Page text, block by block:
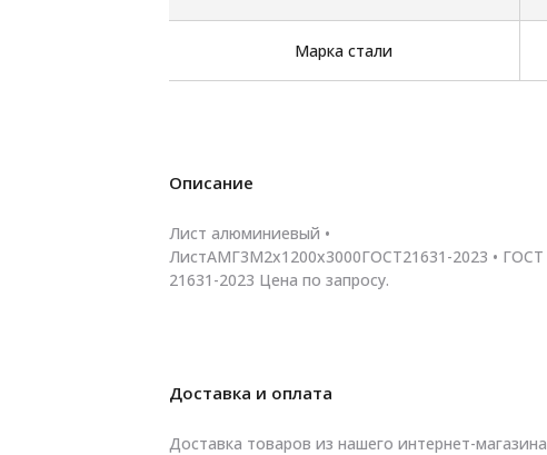
Марка стали
Описание
Лист алюминиевый •
ЛистАМГ3М2х1200х3000ГОСТ21631-2023 • ГОСТ
21631-2023 Цена по запросу.
Доставка и оплата
Доставка товаров из нашего интернет-магазина